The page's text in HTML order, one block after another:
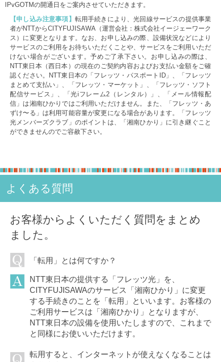
IPvGOTMの開通日をご案内させていただきます。
【申し込み注意事項】 転用手続きにより、光回線サービスの提供事業
者がNTTからCITYFUJISAWA（運営会社：株式会社イージェーワーク
ス）に変更となります。なお、お申し込みの際、設備状況などにより
サービスのご利用をお待ちいただくことや、サービスをご利用いただ
けない場合がございます。予めご了承下さい。お申し込みの際は、
NTT東日本（西日本）の現在のご契約内容およびお支払い金額をご確
認ください。NTT東日本の「フレッツ・パスポートID」、「フレッツ
まとめて支払い」、「フレッツ・マーケット」、「フレッツ・ソフト
配信サービス」、「光iフレーム2（レンタル）」、「メール情報配
信」は湘南ひかりではご利用いただけません。また、「フレッツ・あ
ずけ〜る」は利用可能容量が変更になる場合があります。「フレッツ
光メンバーズクラブ」のポイントは、「湘南ひかり」に引き継ぐこと
ができませんのでご容赦下さい。
よくある質問
お客様からよくいただく質問をまとめ
ました。
「転用」とは何ですか？
NTT東日本の提供する「フレッツ光」を、
CITYFUJISAWAのサービス「湘南ひかり」に変更
する手続きのことを「転用」といいます。お客様の
ご利用サービスは「湘南ひかり」となりますが、
NTT東日本の設備を使用いたしますので、これまで
と同様にお使いいただけます。
転用すると、インターネットが使えなくなることは